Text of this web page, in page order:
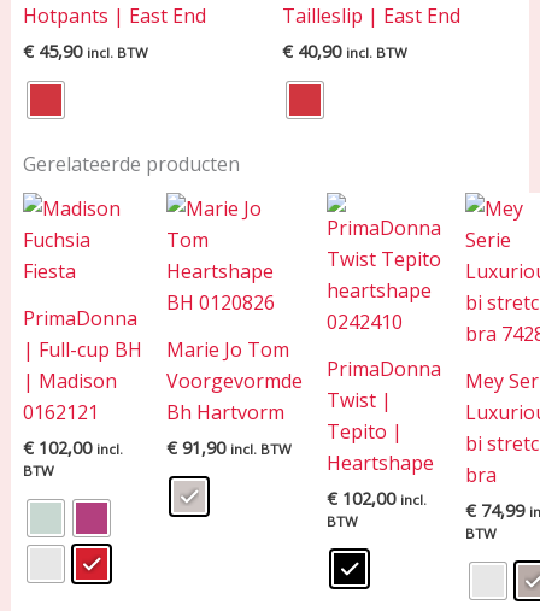
Hotpants | East End
€45,90 incl. BTW
Tailleslip | East End
€ 40,90 incl. BTW
Gerelateerde producten
PrimaDonna
| Full-cup BH
| Madison
0162121
€102,00 incl.
BTW
Marie Jo Tom
Voorgevormde
Bh Hartvorm
€91,90 incl. BTW
PrimaDonna
Twist |
Tepito |
Heartshape
€102,00 incl.
BTW
Mey
bi
bra
€74,99
BTW